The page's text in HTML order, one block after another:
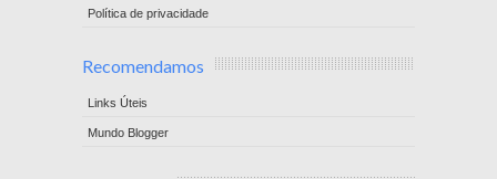
Política de privacidade
Recomendamos
Links Úteis
Mundo Blogger